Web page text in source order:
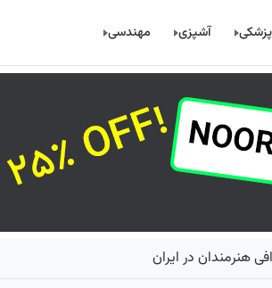
پزشکی آشپزی مهندسی
هنرمندان در ایران